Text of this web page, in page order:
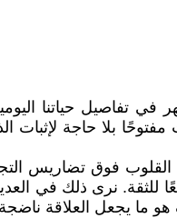
تفاصيل حياتنا
بلا حاجة لإثبات
فوق تضاريس
نرى ذلك في
هو ما يجعل العلاقة